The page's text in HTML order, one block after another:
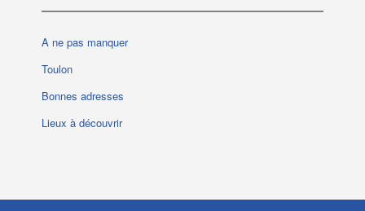
A ne pas manquer
Toulon
Bonnes adresses
Lieux à découvrir